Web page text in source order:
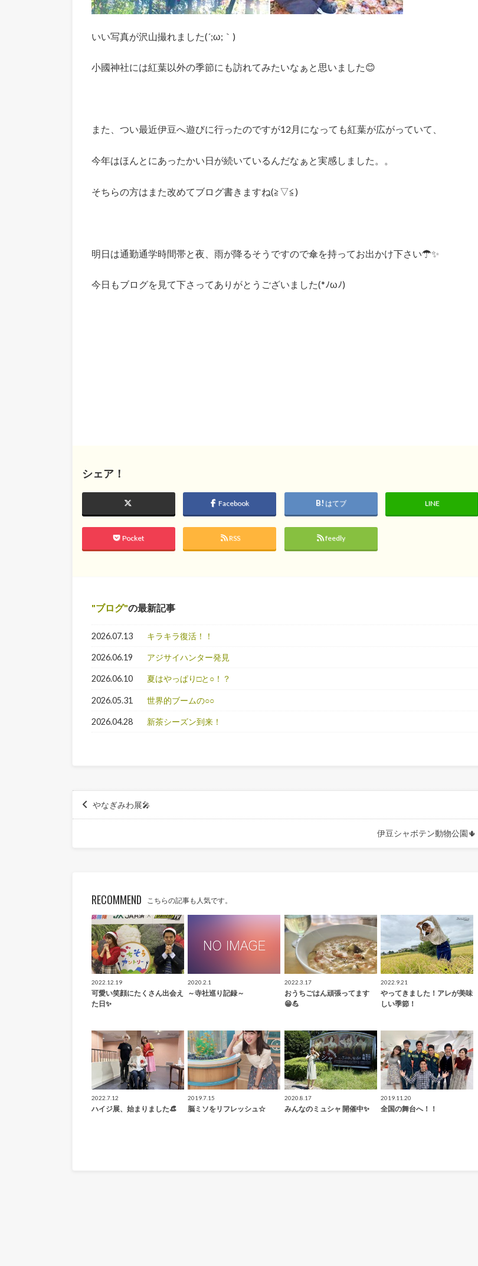
いい写真が沢山撮れました(´;ω;｀)
小國神社には紅葉以外の季節にも訪れてみたいなぁと思いました😊
また、つい最近伊豆へ遊びに行ったのですが12月になっても紅葉が広がっていて、
今年はほんとにあったかい日が続いているんだなぁと実感しました。。
そちらの方はまた改めてブログ書きますね(≧▽≦)
明日は通勤通学時間帯と夜、雨が降るそうですので傘を持ってお出かけ下さい☂✨
今日もブログを見て下さってありがとうございました(*ﾉωﾉ)
シェア！
Facebook はてブ LINE
Pocket RSS feedly
ブログ の最新記事
2026.07.13 キラキラ復活！！
2026.06.19 アジサイハンター発見
2026.06.10 夏はやっぱり□と○！？
2026.05.31 世界的ブームの○○
2026.04.28 新茶シーズン到来！
やなぎみわ展🎤
伊豆シャボテン動物公園🌵
RECOMMEND こちらの記事も人気です。
2022.12.19
可愛い笑顔にたくさん出会え
た日✨
2020.2.1
～寺社巡り記録～
2022.3.17
おうちごはん頑張ってます
😁💪
2022.9.21
やってきました！アレが美味
しい季節！
2022.7.12
ハイジ展、始まりました👒
2019.7.15
脳ミソをリフレッシュ☆
2020.8.17
みんなのミュシャ 開催中✨
2019.11.20
全国の舞台へ！！